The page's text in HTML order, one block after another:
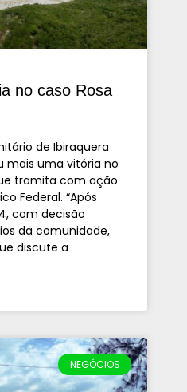
no caso Rosa
de Ibiraquera
mais uma vitória no
tramita com ação
Federal. “Após
com decisão
da comunidade,
discute a
NEGÓCIOS